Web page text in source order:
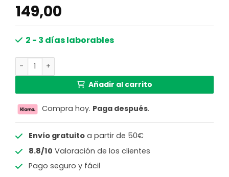
149,00
2 - 3 días laborables
Lámpara de pared blanca doble articulación natural
Añadir al carrito
Compra hoy. Paga después.
Envío gratuitoa partir de 50€
8.8/10 Valoración de los clientes
Pago seguro y fácil